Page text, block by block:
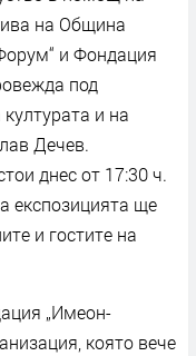
на Община
и Фондация
под
и на
Дечев.
днес от 17:30 ч.
експозицията ще
и гостите на
„Имеон-
която вече